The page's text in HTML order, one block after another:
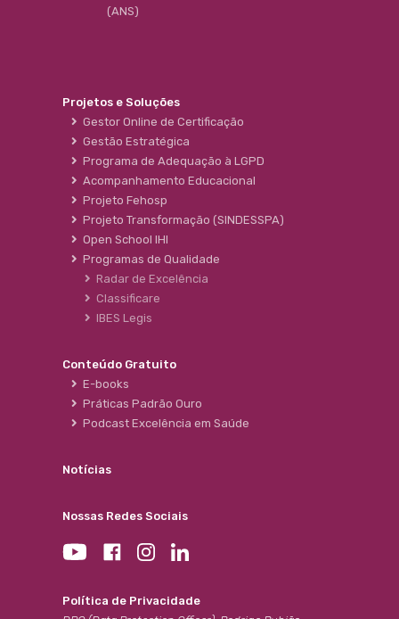
(ANS)
Projetos e Soluções
Gestor Online de Certificação
Gestão Estratégica
Programa de Adequação à LGPD
Acompanhamento Educacional
Projeto Fehosp
Projeto Transformação (SINDESSPA)
Open School IHI
Programas de Qualidade
Radar de Excelência
Classificare
IBES Legis
Conteúdo Gratuito
E-books
Práticas Padrão Ouro
Podcast Excelência em Saúde
Notícias
Nossas Redes Sociais
Política de Privacidade